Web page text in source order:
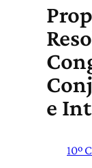
e
10º